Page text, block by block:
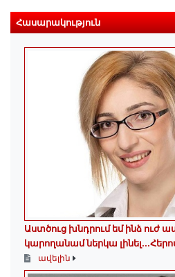
Հասարակություն
Աստծուց խնդրում եմ ինձ ուժ
կարողանամ ներկա
ավելին